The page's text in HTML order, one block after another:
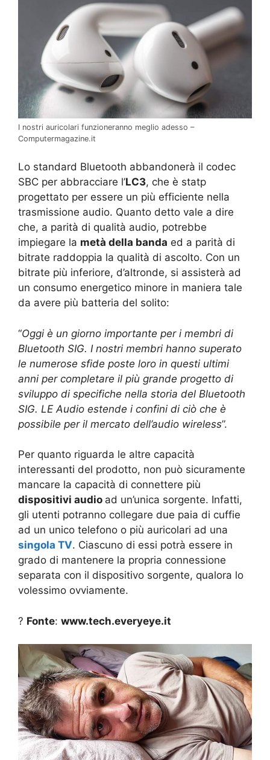
I nostri auricolari funzioneranno meglio adesso –
Computermagazine.it
Lo standard Bluetooth abbandonerà il codec
SBC per abbracciare l’LC3, che è statp
progettato per essere un più efficiente nella
trasmissione audio. Quanto detto vale a dire
che, a parità di qualità audio, potrebbe
impiegare la metà della banda ed a parità di
bitrate raddoppia la qualità di ascolto. Con un
bitrate più inferiore, d’altronde, si assisterà ad
un consumo energetico minore in maniera tale
da avere più batteria del solito:
“Oggi è un giorno importante per i membri di
Bluetooth SIG. I nostri membri hanno superato
le numerose sfide poste loro in questi ultimi
anni per completare il più grande progetto di
sviluppo di specifiche nella storia del Bluetooth
SIG. LE Audio estende i confini di ciò che è
possibile per il mercato dell’audio wireless”.
Per quanto riguarda le altre capacità
interessanti del prodotto, non può sicuramente
mancare la capacità di connettere più
dispositivi audio ad un’unica sorgente. Infatti,
gli utenti potranno collegare due paia di cuffie
ad un unico telefono o più auricolari ad una
singola TV. Ciascuno di essi potrà essere in
grado di mantenere la propria connessione
separata con il dispositivo sorgente, qualora lo
volessimo ovviamente.
? Fonte: www.tech.everyeye.it